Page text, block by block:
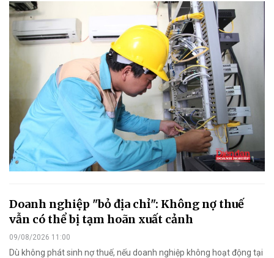
Doanh nghiệp "bỏ địa chỉ": Không nợ thuế
vẫn có thể bị tạm hoãn xuất cảnh
09/08/2026 11:00
Dù không phát sinh nợ thuế, nếu doanh nghiệp không hoạt động tại